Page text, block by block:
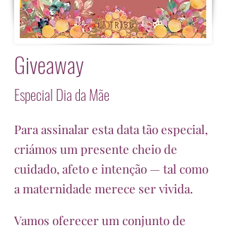
Giveaway
Especial Dia da Mãe
Para assinalar esta data tão especial,
criámos um presente cheio de
cuidado, afeto e intenção — tal como
a maternidade merece ser vivida.
Vamos oferecer um conjunto de